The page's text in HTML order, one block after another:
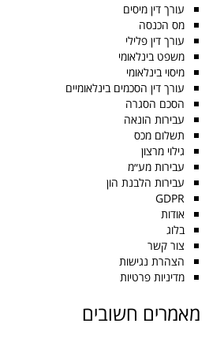
עורך דין מיסים
מס הכנסה
עורך דין פלילי
משפט בינלאומי
מיסוי בינלאומי
עורך דין הסכמים בינלאומיים
הסכם הסגרה
עבירות הונאה
תשלום מכס
גילוי מרצון
עבירות מע״מ
עבירות הלבנת הון
GDPR
אודות
בלוג
צור קשר
הצהרת נגישות
מדיניות פרטיות
מאמרים חשובים